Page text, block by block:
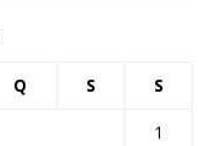
Q S S
1